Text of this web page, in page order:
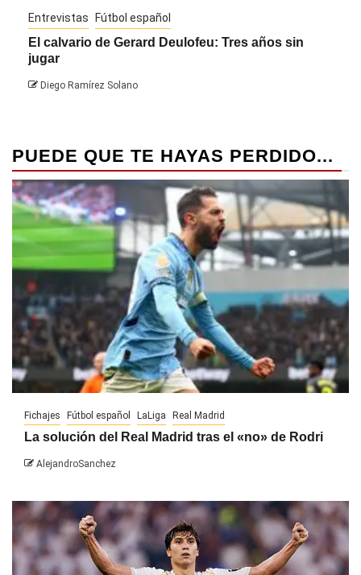
Entrevistas Fútbol español
El calvario de Gerard Deulofeu: Tres años sin
jugar
Diego Ramírez Solano
PUEDE QUE TE HAYAS PERDIDO...
Fichajes Fútbol español LaLiga Real Madrid
La solución del Real Madrid tras el «no» de Rodri
AlejandroSanchez